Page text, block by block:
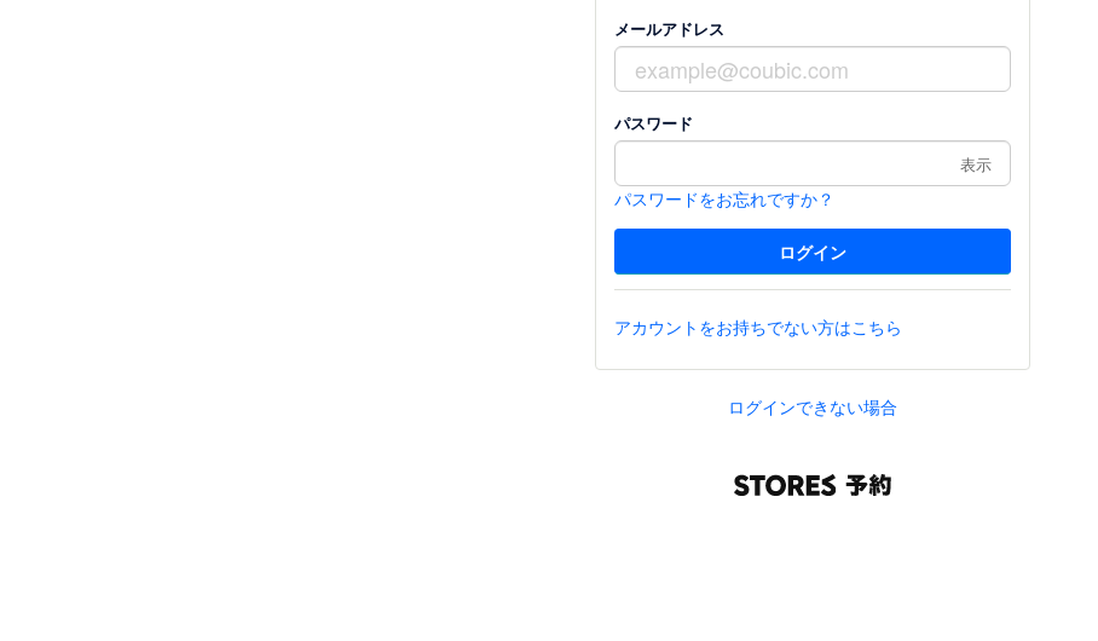
メールアドレス
パスワード
表示
パスワードをお忘れですか？
アカウントをお持ちでない方はこちら
ログインできない場合